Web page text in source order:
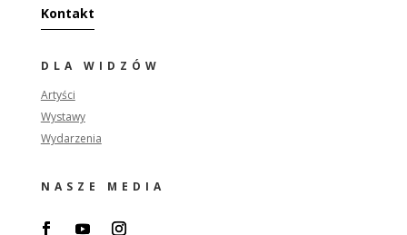
Kontakt
DLA WIDZÓW
Artyści
Wystawy
Wydarzenia
NASZE MEDIA